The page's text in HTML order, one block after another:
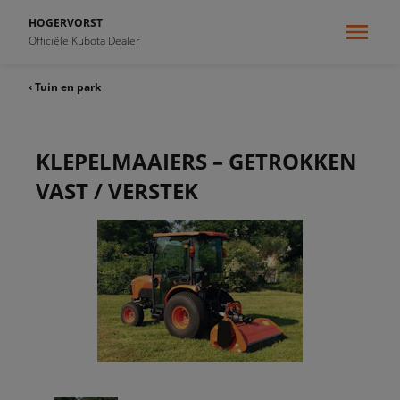
HOGERVORST
Officiële Kubota Dealer
‹ Tuin en park
KLEPELMAAIERS – GETROKKEN
VAST / VERSTEK